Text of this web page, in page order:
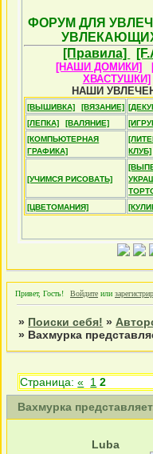
ФОРУМ ДЛЯ
[Правила]
[НАШИ ДОМИКИ]
ХВАСТУШКИ]
НАШИ
[ВЫШИВКА] [ВЯЗАНИЕ]
[ЛЕПКА]
[ВАЛЯНИЕ]
[КОМПЬЮТЕРНАЯ
ГРАФИКА]
КЛУБ]
[УЧИМСЯ РИСОВАТЬ]
[ЦВЕТОМАНИЯ]
Привет, Гость! Войдите или
» Поиски себя! »
» Вахмурка
Вахмурка
Страница:« 1 2
Luba